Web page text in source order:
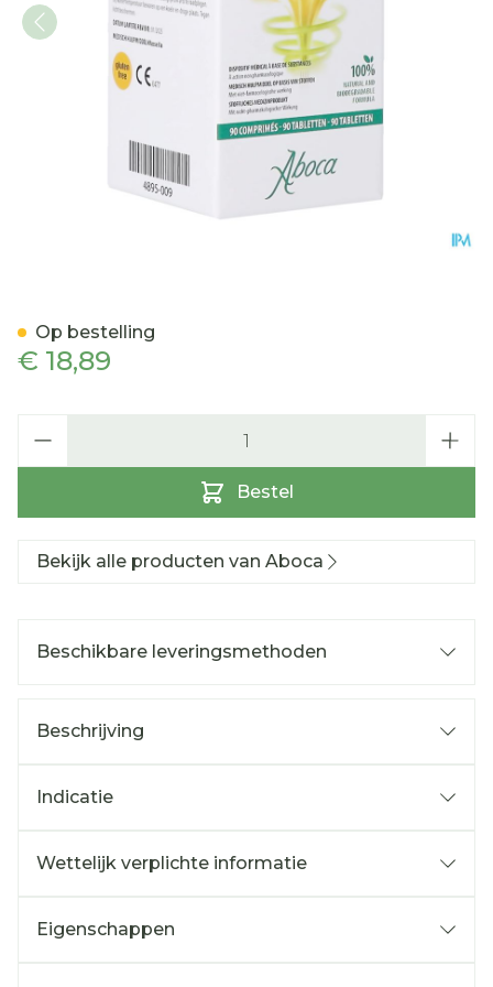
€ 18,89
Bestel
Op bestelling
Bekijk alle producten van Aboca
Beschikbare leveringsmethoden
Beschrijving
Indicatie
Wettelijk verplichte informatie
Eigenschappen